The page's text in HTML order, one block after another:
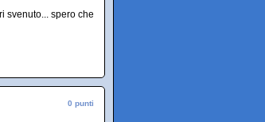
svenuto... spero che
0 punti